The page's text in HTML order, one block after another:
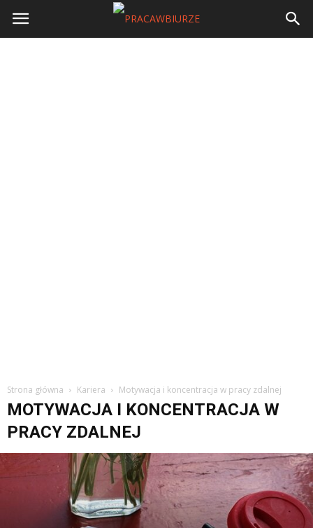
Strona główna Kariera Motywacja i koncentracja w pracy zdalnej
MOTYWACJA I KONCENTRACJA W
PRACY ZDALNEJ